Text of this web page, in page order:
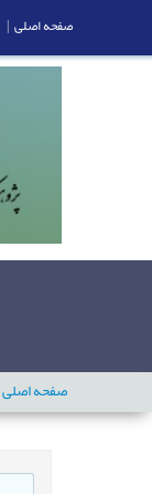
صفحه اصلی
صفحه اصلی |